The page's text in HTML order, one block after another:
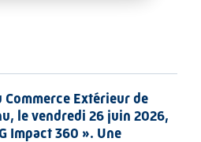
Commerce Extérieur de
le vendredi 26 juin 2026,
Impact 360 ». Une